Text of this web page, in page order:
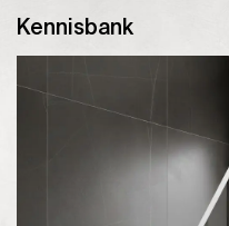
Kennisbank